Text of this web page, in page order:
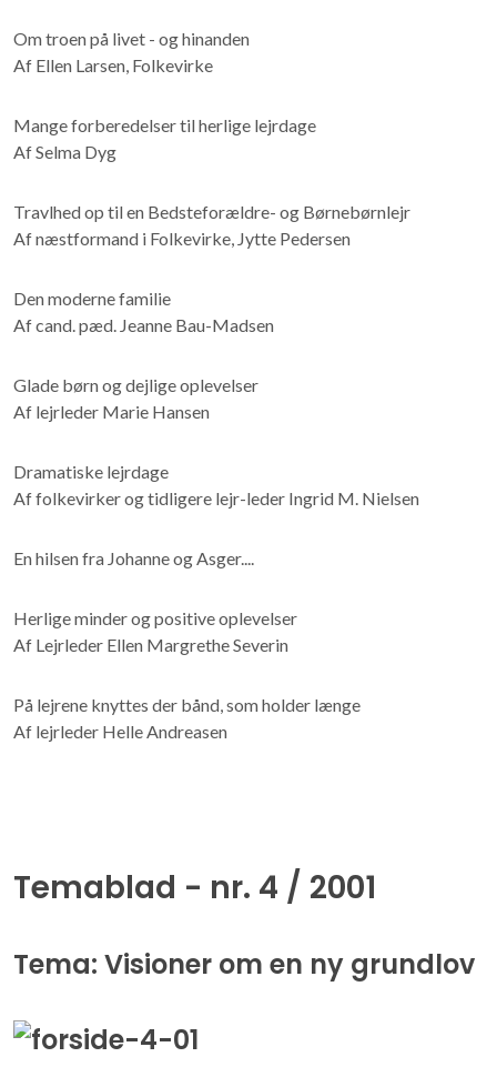
Om troen på livet - og hinanden
Af Ellen Larsen, Folkevirke
Mange forberedelser til herlige lejrdage
Af Selma Dyg
Travlhed op til en Bedsteforældre- og Børnebørnlejr
Af næstformand i Folkevirke, Jytte Pedersen
Den moderne familie
Af cand. pæd. Jeanne Bau-Madsen
Glade børn og dejlige oplevelser
Af lejrleder Marie Hansen
Dramatiske lejrdage
Af folkevirker og tidligere lejr-leder Ingrid M. Nielsen
En hilsen fra Johanne og Asger....
Herlige minder og positive oplevelser
Af Lejrleder Ellen Margrethe Severin
På lejrene knyttes der bånd, som holder længe
Af lejrleder Helle Andreasen
Temablad - nr. 4 / 2001
Tema: Visioner om en ny grundlov